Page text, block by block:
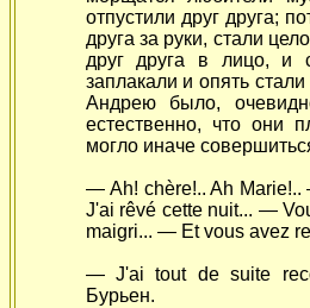
отпустили друг друга;
друга за руки, стали
друг друга в лицо, и
заплакали и опять
Андрею было,
естественно, что они
могло иначе
— Ah! chère!.. Ah
J'ai rêvé cette nuit... —
maigri... — Et vous avez
— J'ai tout de suite
Бурьен.